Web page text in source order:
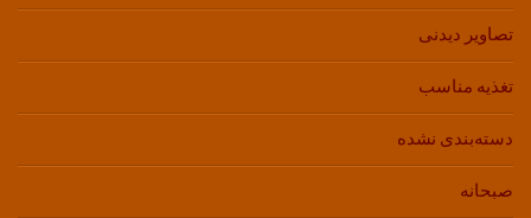
تصاویر دیدنی
تغذیه مناسب
دسته‌بندی نشده
صبحانه